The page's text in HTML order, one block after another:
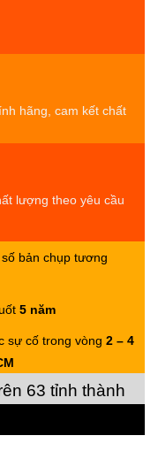
hãng, cam kết chất
lượng theo yêu cầu
bản chụp tương
5 năm
sự cố trong vòng 2 – 4
63 tỉnh thành